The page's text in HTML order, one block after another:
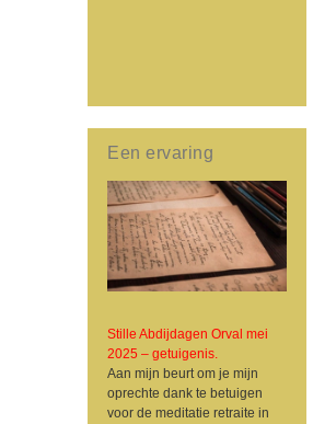
Een ervaring
Stille Abdijdagen Orval mei
2025 – getuigenis.
Aan mijn beurt om je mijn
oprechte dank te betuigen
voor de meditatie retraite in